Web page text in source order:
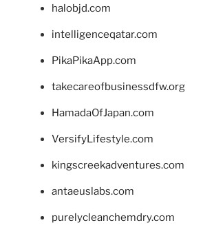
halobjd.com
intelligenceqatar.com
PikaPikaApp.com
takecareofbusinessdfw.org
HamadaOfJapan.com
VersifyLifestyle.com
kingscreekadventures.com
antaeuslabs.com
purelycleanchemdry.com